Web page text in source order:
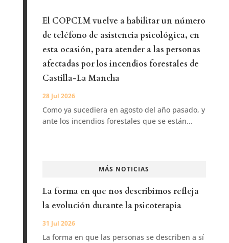
El COPCLM vuelve a habilitar un número
de teléfono de asistencia psicológica, en
esta ocasión, para atender a las personas
afectadas por los incendios forestales de
Castilla-La Mancha
28 Jul 2026
Como ya sucediera en agosto del año pasado, y
ante los incendios forestales que se están...
MÁS NOTICIAS
La forma en que nos describimos refleja
la evolución durante la psicoterapia
31 Jul 2026
La forma en que las personas se describen a sí